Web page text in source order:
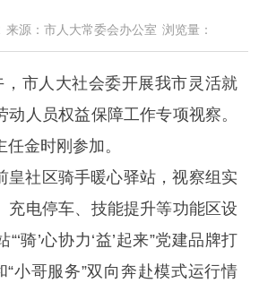
来源：​市人大常委会办公室 浏览量：​
，市人大社会委开展我市灵活就
动人员权益保障工作专项视察。
金时刚参加。
皇社区骑手暖心驿站，视察组实
充电停车、技能提升等功能区设
骑’心协力‘益’起来”党建品牌打
“小哥服务”双向奔赴模式运行情